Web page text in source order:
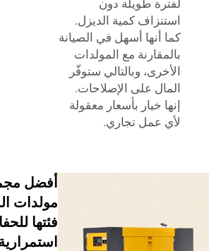
لفترة طويلة دون
استنزاف كمية الديزل.
كما أنها أسهل في الصيانة
بالمقارنة مع المولدات
الأخرى، وبالتالي ستوفّر
المال على الإصلاحات.
إنها خيار بأسعار معقولة
لأي عمل تجاري.
أفضل
مولدات
فئتها